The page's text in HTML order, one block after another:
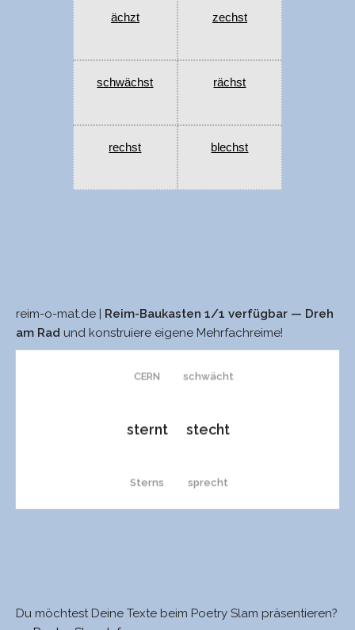
ächzt zechst
schwächst rächst
rechst blechst
reim-o-mat.de |
Reim-Baukasten 1/1 verfügbar — Dreh
am Rad und konstruiere eigene Mehrfachreime!
CERN
sternt
Sterns
schwächt
stecht
sprecht
Du möchtest Deine Texte beim Poetry Slam präsentieren?